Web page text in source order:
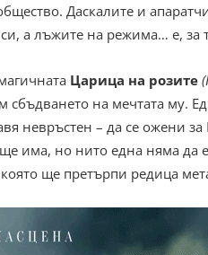
Даскалите и
а лъжите на режима… е, за
Царица на розите
сбъдването на мечтата му.
невръстен – да се ожени
има, но нито една няма да
ще претърпи редица